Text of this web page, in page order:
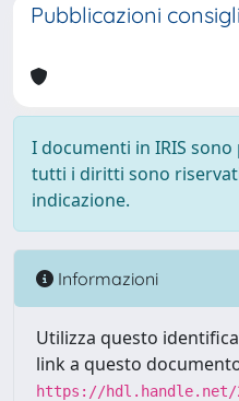
Pubblicazioni
I documenti in IRIS
tutti i diritti sono
indicazione.
Informazioni
Utilizza questo
link a questo
https://hdl.handle.net/